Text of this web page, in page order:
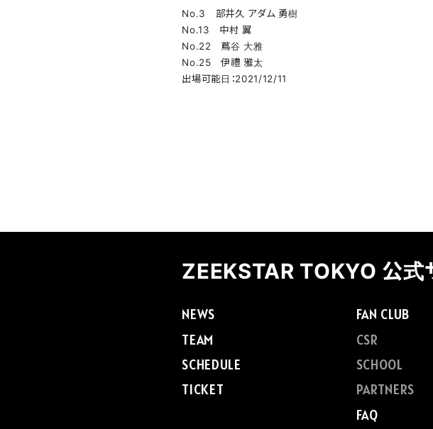
No.3 部井久 アダム 勇樹
No.13 中村 翼
No.22 蔦谷 大雅
No.25 伊禮 雅太
出場可能日：2021/12/11
ZEEKSTAR TOKYO 公式
NEWS
TEAM
SCHEDULE
TICKET
FAN CLUB
CSR
SCHOOL
PARTNERS
FAQ